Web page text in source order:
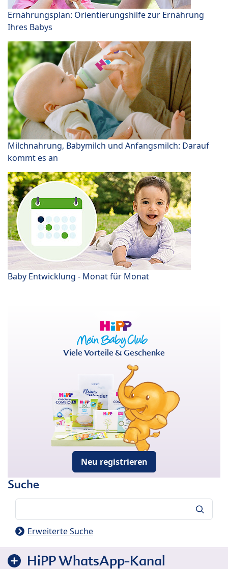
Ernährungsplan: Orientierungshilfe zur Ernährung
Ihres Babys
Milchnahrung, Babymilch und Anfangsmilch: Darauf
kommt es an
Baby Entwicklung - Monat für Monat
Viele Vorteile & Geschenke
Neu registrieren
Suche
Erweiterte Suche
HiPP WhatsApp-Kanal